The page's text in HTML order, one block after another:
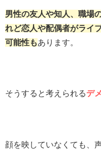
男性の友人や知人、職場
れど恋人や配偶者がライ
可能性もあります。
そうすると考えられるデ
顔を映していなくても、